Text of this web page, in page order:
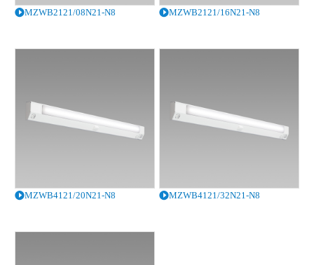
MZWB2121/08N21-N8 MZWB2121/16N21-N8
MZWB4121/20N21-N8 MZWB4121/32N21-N8